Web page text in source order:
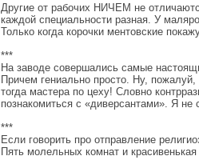
Другие от рабочих НИЧЕМ не
каждой специальности разная. У
Только когда корочки ментовские
***
На заводе совершались самые
Причем гениально просто. Ну,
тогда мастера по цеху! Словно
познакомиться с «диверсантами». Я
***
Если говорить про отправление
Пять молельных комнат и